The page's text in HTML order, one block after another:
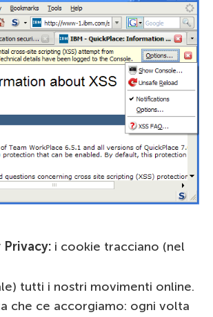
Privacy: i cookie tracciano (nel
tutti i nostri movimenti online.
che ce accorgiamo: ogni volta